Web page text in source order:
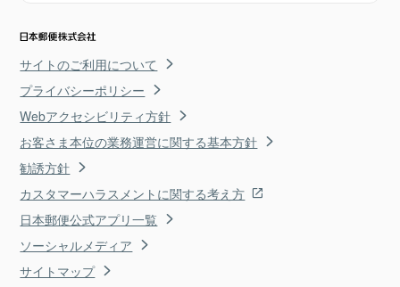
サイトのご利用について
プライバシーポリシー
Webアクセシビリティ方針
お客さま本位の業務運営に関する基本方針
勧誘方針
カスタマーハラスメントに関する考え方
日本郵便公式アプリ一覧
ソーシャルメディア
サイトマップ